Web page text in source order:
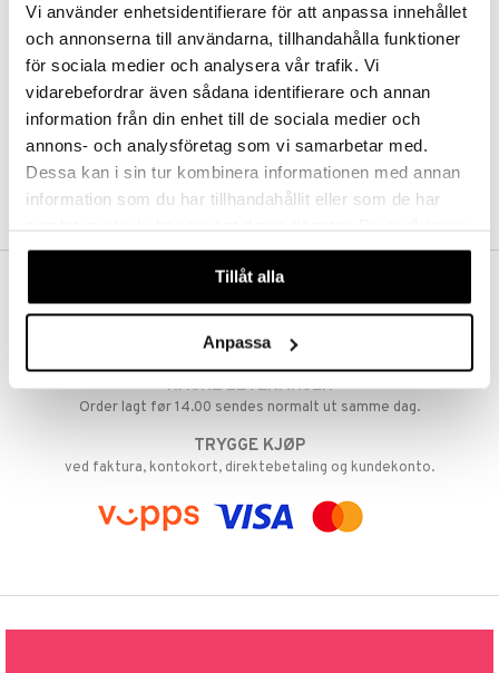
Vi använder enhetsidentifierare för att anpassa innehållet
och annonserna till användarna, tillhandahålla funktioner
för sociala medier och analysera vår trafik. Vi
vidarebefordrar även sådana identifierare och annan
information från din enhet till de sociala medier och
annons- och analysföretag som vi samarbetar med.
Dessa kan i sin tur kombinera informationen med annan
information som du har tillhandahållit eller som de har
våra cookies vid fortsatt användande av vår webbplats.
Tillåt alla
Anpassa
Ordrestatus & historikk
Abonnemang
Overvåke produkter
Ønskelister
FRI FRAKT FRA KR 350
avdeling(er) du handler fra. Les mer »
RASKE LEVERANSER
Order lagt før 14.00 sendes normalt ut samme dag.
TRYGGE KJØP
ved faktura, kontokort, direktebetaling og kundekonto.